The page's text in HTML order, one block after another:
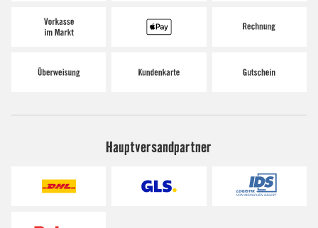
Hauptversandpartner